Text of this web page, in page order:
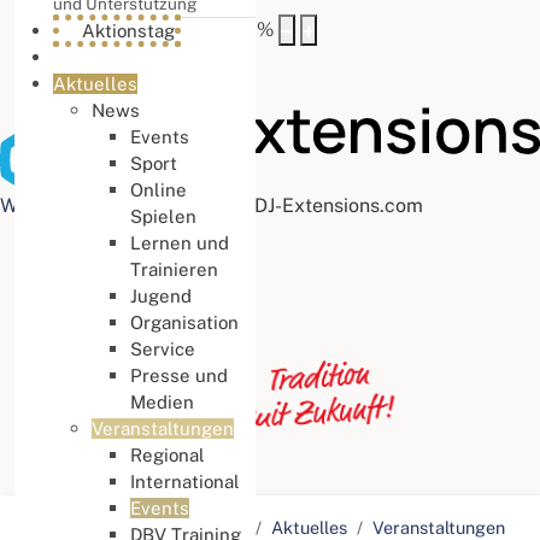
Buchstabenabstand
%
Web Accessibility plugin by DJ-Extensions.com
Aktionstag
Aktuelles
News
Events
Sport
Online
Spielen
Lernen und
Trainieren
Jugend
Organisation
Service
Presse und
Medien
Veranstaltungen
Regional
International
Events
DBV Training
Aktuelle Seite: Startseite Aktuelles Veranstaltungen